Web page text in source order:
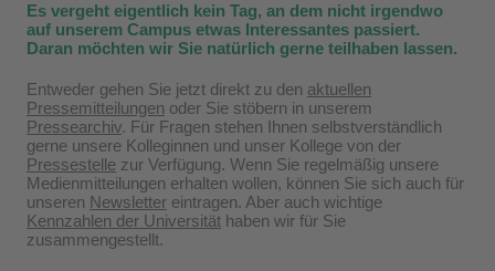
Es vergeht eigentlich kein Tag, an dem nicht irgendwo
auf unserem Campus etwas Interessantes passiert.
Daran möchten wir Sie natürlich gerne teilhaben lassen.
Entweder gehen Sie jetzt direkt zu den aktuellen
Pressemitteilungen oder Sie stöbern in unserem
Pressearchiv. Für Fragen stehen Ihnen selbstverständlich
gerne unsere Kolleginnen und unser Kollege von der
Pressestelle zur Verfügung. Wenn Sie regelmäßig unsere
Medienmitteilungen erhalten wollen, können Sie sich auch für
unseren Newsletter eintragen. Aber auch wichtige
Kennzahlen der Universität haben wir für Sie
zusammengestellt.